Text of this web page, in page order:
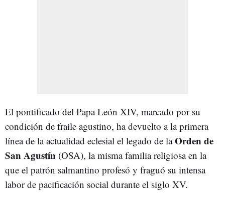
El pontificado del Papa León XIV, marcado por su
condición de fraile agustino, ha devuelto a la primera
línea de la actualidad eclesial el legado de laOrden de
San Agustín (OSA), la misma familia religiosa en la
que el patrón salmantino profesó y fraguó su intensa
labor de pacificación social durante el siglo XV.